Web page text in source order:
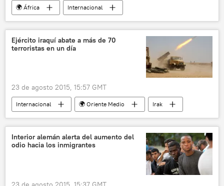
🌍 África
Internacional
Lucha contra el Estado Islámico
Egipto
península del Sinaí
Rashad Abu al-Qassam
Ansar Beit al-Maqdis
noticias
Ejército iraquí abate a más de 70
terroristas en un día
23 de agosto 2015, 15:57 GMT
Internacional 🌍 Oriente Medio
Irak
Anbar (provincia)
ISIS noticias
Interior alemán alerta del aumento del
odio hacia los inmigrantes